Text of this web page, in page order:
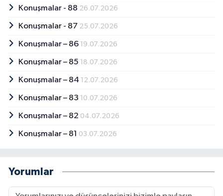
Konuşmalar - 88 26.07.2026
Konuşmalar - 87 25.07.2026
Konuşmalar – 86 19.07.2026
Konuşmalar – 85 18.07.2026
Konuşmalar – 84 12.07.2026
Konuşmalar – 83 10.07.2026
Konuşmalar – 82 04.07.2026
Konuşmalar – 81 03.07.2026
Yorumlar